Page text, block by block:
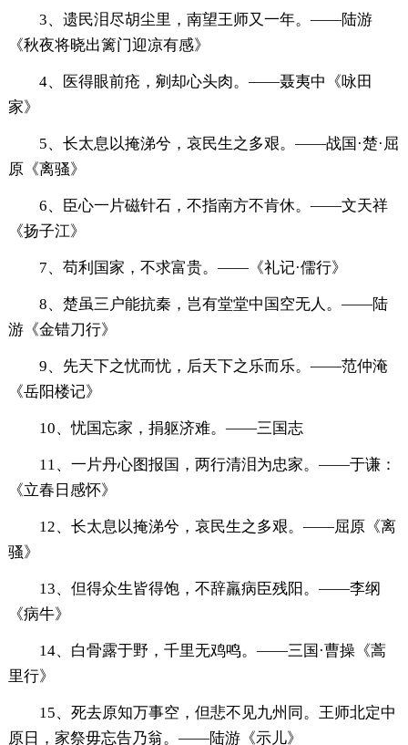
3、遗民泪尽胡尘里，南望王师又一年。——陆游
《秋夜将晓出篱门迎凉有感》
4、医得眼前疮，剜却心头肉。——聂夷中《咏田
家》
5、长太息以掩涕兮，哀民生之多艰。——战国·楚·屈
原《离骚》
6、臣心一片磁针石，不指南方不肯休。——文天祥
《扬子江》
7、苟利国家，不求富贵。——《礼记·儒行》
8、楚虽三户能抗秦，岂有堂堂中国空无人。——陆
游《金错刀行》
9、先天下之忧而忧，后天下之乐而乐。——范仲淹
《岳阳楼记》
10、忧国忘家，捐躯济难。——三国志
11、一片丹心图报国，两行清泪为忠家。——于谦：
《立春日感怀》
12、长太息以掩涕兮，哀民生之多艰。——屈原《离
骚》
13、但得众生皆得饱，不辞羸病臣残阳。——李纲
《病牛》
14、白骨露于野，千里无鸡鸣。——三国·曹操《蒿
里行》
15、死去原知万事空，但悲不见九州同。王师北定中
原日，家祭毋忘告乃翁。——陆游《示儿》